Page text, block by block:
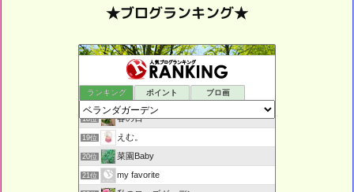
★ブログランキング★
ランキング ポイント ブロ画
グリーン生活記録
17位 日航ジャンボ墜落事故と天皇の秘密
18位 春の日
19位 えむ。
20位 菜園Baby
21位 my favorite